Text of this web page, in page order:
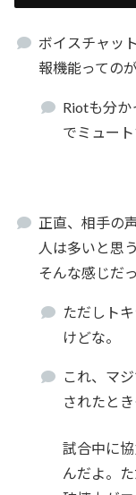
ボイスチャッ
報機能っての
Riotも分か
でミュート
正直、相手の
人は多いと思
そんな感じだっ
ただしト
けどな。
これ、マ
されたと
試合中に
んだよ。